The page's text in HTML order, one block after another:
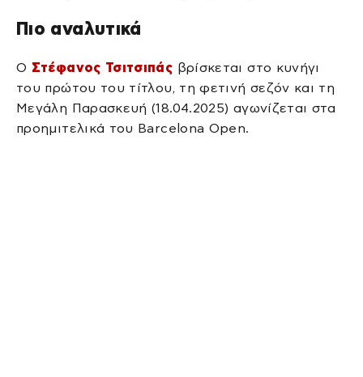
Πιο αναλυτικά
Ο Στέφανος Τσιτσιπάς βρίσκεται στο κυνήγι
του πρώτου του τίτλου, τη φετινή σεζόν και τη
Μεγάλη Παρασκευή (18.04.2025) αγωνίζεται στα
προημιτελικά του Barcelona Open.